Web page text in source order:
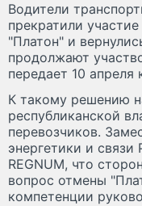
Водители
прекратили
"Платон" и
продолжают
передает 10 апреля
К такому решению
республиканской
перевозчиков.
энергетики и
REGNUM, что
вопрос отмены
компетенции